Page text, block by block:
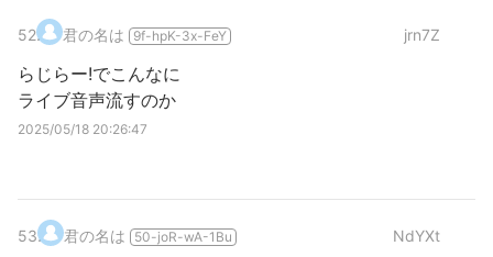
52. 君の名は 9f-hpK-3x-FeY jrn7Z
らじらー!でこんなに
ライブ音声流すのか
2025/05/18 20:26:47
53. 君の名は 50-joR-wA-1Bu NdYXt